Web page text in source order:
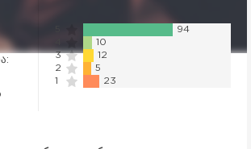
94
10
3
12
2
5
1
23